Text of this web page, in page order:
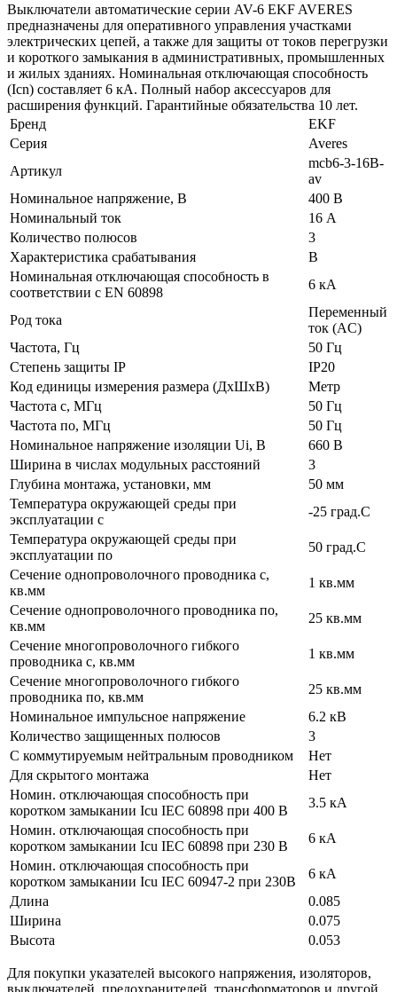
Выключатели автоматические серии AV-6 EKF AVERES
предназначены для оперативного управления участками
электрических цепей, а также для защиты от токов перегрузки
и короткого замыкания в административных, промышленных
и жилых зданиях. Номинальная отключающая способность
(Icn) составляет 6 кА. Полный набор аксессуаров для
расширения функций. Гарантийные обязательства 10 лет.
Бренд
EKF
Серия
Averes
Артикул
mcb6-3-16B-
av
Номинальное напряжение, В
400 В
Номинальный ток
16 А
Количество полюсов
3
Характеристика срабатывания
B
Номинальная отключающая способность в
соответствии с EN 60898
6 кА
Род тока
Переменный
ток (AC)
Частота, Гц
50 Гц
Степень защиты IP
IP20
Код единицы измерения размера (ДхШхВ)
Метр
Частота с, МГц
50 Гц
Частота по, МГц
50 Гц
Номинальное напряжение изоляции Ui, В
660 В
Ширина в числах модульных расстояний
3
Глубина монтажа, установки, мм
50 мм
Температура окружающей среды при
эксплуатации с
-25 град.C
Температура окружающей cреды при
эксплуатации по
50 град.C
Сечение однопроволочного проводника с,
кв.мм
1 кв.мм
Сечение однопроволочного проводника по,
кв.мм
25 кв.мм
Сечение многопроволочного гибкого
проводника с, кв.мм
1 кв.мм
Сечение многопроволочного гибкого
проводника по, кв.мм
25 кв.мм
Номинальное импульсное напряжение
6.2 кВ
Количество защищенных полюсов
3
С коммутируемым нейтральным проводником
Нет
Для скрытого монтажа
Нет
Номин. отключающая способность при
коротком замыкании Icu IEC 60898 при 400 В
3.5 кА
Номин. отключающая способность при
коротком замыкании Icu IEC 60898 при 230 В
6 кА
Номин. отключающая способность при
коротком замыкании Icu IEC 60947-2 при 230В
6 кА
Длина
0.085
Ширина
0.075
Высота
0.053
Для покупки указателей высокого напряжения, изоляторов,
выключателей, предохранителей, трансформаторов и другой